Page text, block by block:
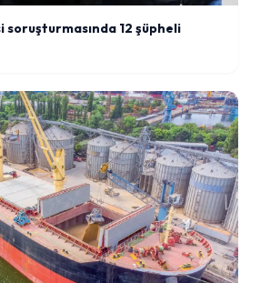
soruşturmasında 12 şüpheli